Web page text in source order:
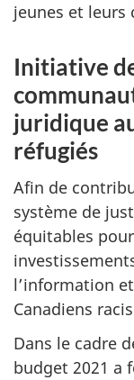
jeunes et leurs
Initiative
juridique
réfugiés
Afin de
système de
équitables
l’information
Canadiens
Dans le cadre
budget 2021 a